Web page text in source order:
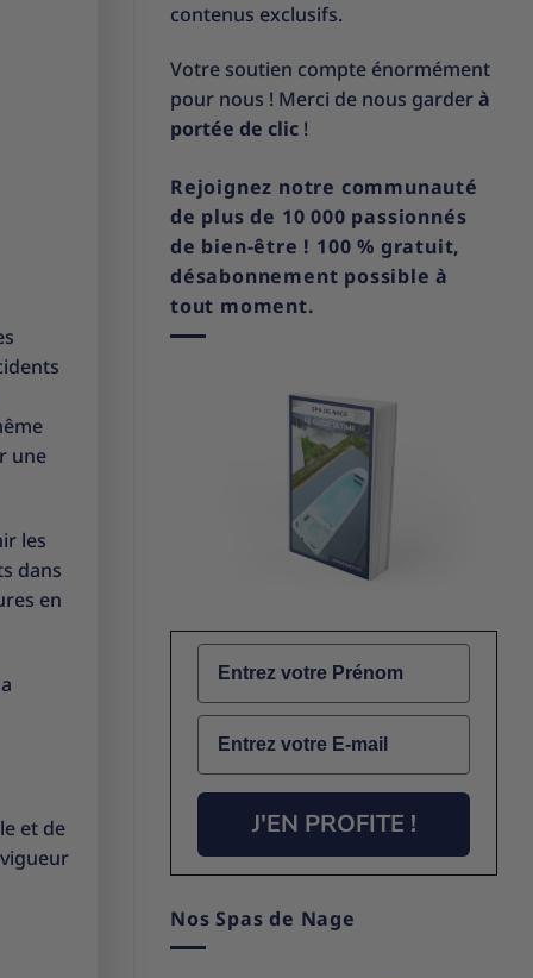
une
les
dans
en
et de
contenus exclusifs.
Votre soutien compte énormément
pour nous ! Merci de nous garderà
portée de clic !
Rejoignez notre communauté
de plus de 10 000 passionnés
de bien-être ! 100 % gratuit,
désabonnement possible à
tout moment.
Name
Email
J'EN PROFITE !
Nos Spas de Nage